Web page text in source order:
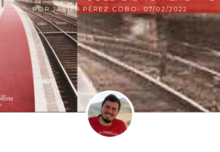
PORJAVIER PÉREZ COBO- 07/02/2022